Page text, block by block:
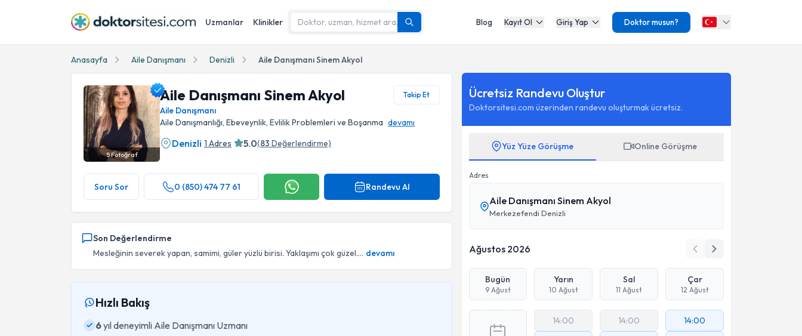
Uzmanlar Klinikler Blog Kayıt Ol Giriş Yap Doktor musun?
Anasayfa Aile Danışmanı Denizli Aile Danışmanı Sinem Akyol
5Fotoğraf
Aile Danışmanı Sinem Akyol Takip Et
Aile Danışmanı
Aile Danışmanlığı, Ebeveynlik, Evlilik Problemleri ve Boşanma devamı
Denizli 1 Adres 5.0(83 Değerlendirme)
Soru Sor 0 (850) 474 77 61 Randevu Al
Son Değerlendirme
Mesleğinin severek yapan, samimi, güler yüzlü birisi. Yaklaşımı çok güzel.... devamı
Hızlı Bakış
6yıl deneyimli Aile Danışmanı Uzmanı
Ücretsiz Randevu Oluştur
Doktorsitesi.com üzerinden randevu oluşturmak ücretsiz.
Yüz Yüze Görüşme Online Görüşme
Adres
Aile Danışmanı Sinem Akyol
Merkezefendi Denizli
Ağustos 2026
Bugün
9 Ağust
Yarın
10 Ağust
Sal
11 Ağust
Çar
12 Ağust
14:00
14:00
14:00